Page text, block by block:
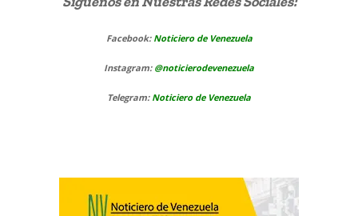
Facebook: Noticiero de Venezuela
Instagram: @noticierodevenezuela
Telegram: Noticiero de Venezuela